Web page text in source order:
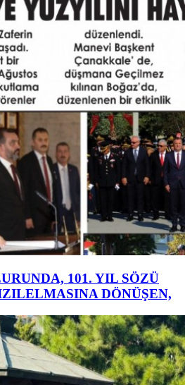
101. YIL SÖZÜ
DÖNÜŞEN,